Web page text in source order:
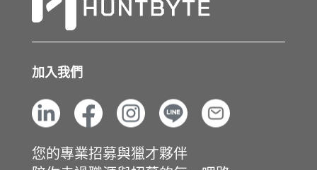
加入我們
您的專業招募與獵才夥伴